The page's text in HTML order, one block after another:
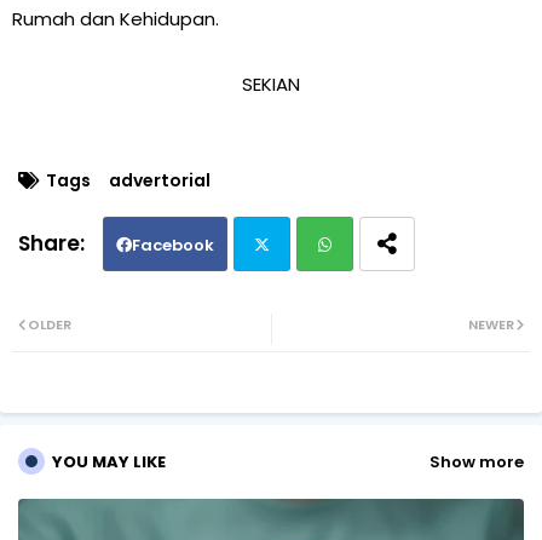
Rumah dan Kehidupan.
SEKIAN
Tags advertorial
Facebook
r ap
NEWER
OLDER
YOU MAY LIKE Show more